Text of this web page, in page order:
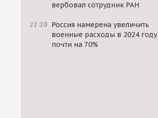
вербовал сотрудник РАН
22:20 Россия намерена увеличить
военные расходы в 2024 году
почти на 70%